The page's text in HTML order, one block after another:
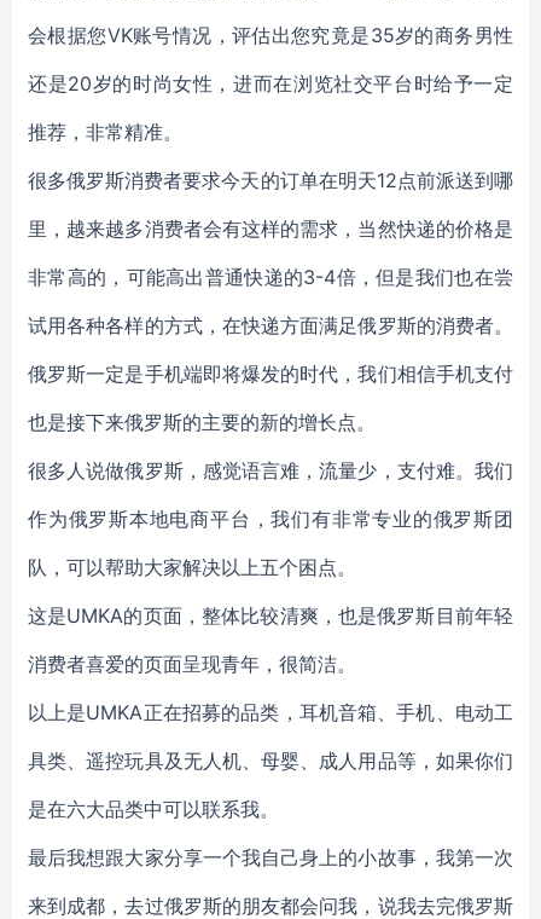
会根据您VK账号情况，评估出您究竟是35岁的商务男性
还是20岁的时尚女性，进而在浏览社交平台时给予一定
推荐，非常精准。
很多俄罗斯消费者要求今天的订单在明天12点前派送到哪
里，越来越多消费者会有这样的需求，当然快递的价格是
非常高的，可能高出普通快递的3-4倍，但是我们也在尝
试用各种各样的方式，在快递方面满足俄罗斯的消费者。
俄罗斯一定是手机端即将爆发的时代，我们相信手机支付
也是接下来俄罗斯的主要的新的增长点。
很多人说做俄罗斯，感觉语言难，流量少，支付难。我们
作为俄罗斯本地电商平台，我们有非常专业的俄罗斯团
队，可以帮助大家解决以上五个困点。
这是UMKA的页面，整体比较清爽，也是俄罗斯目前年轻
消费者喜爱的页面呈现青年，很简洁。
以上是UMKA正在招募的品类，耳机音箱、手机、电动工
具类、遥控玩具及无人机、母婴、成人用品等，如果你们
是在六大品类中可以联系我。
最后我想跟大家分享一个我自己身上的小故事，我第一次
来到成都，去过俄罗斯的朋友都会问我，说我去完俄罗斯